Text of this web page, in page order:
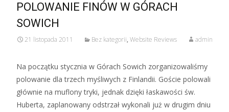
POLOWANIE FINÓW W GÓRACH
SOWICH
21 listopada 2011 Bez kategorii, Website Reviews admin
Na początku stycznia w Górach Sowich zorganizowaliśmy
polowanie dla trzech myśliwych z Finlandii. Goście polowali
głównie na muflony tryki, jednak dzięki łaskawości św.
Huberta, zaplanowany odstrzał wykonali już w drugim dniu